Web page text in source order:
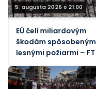
5. augusta 2026 o 21:00
EÚ čelí miliardovým
škodám spôsobeným
lesnými požiarmi – FT